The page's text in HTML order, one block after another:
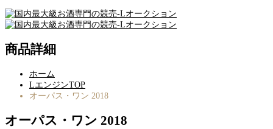
商品詳細
ホーム
LエンジンTOP
オーパス・ワン 2018
オーパス・ワン 2018